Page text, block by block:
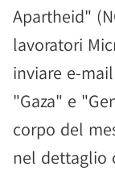
Apartheid"
lavoratori
inviare e-
"Gaza" e
corpo del
nel dettaglio